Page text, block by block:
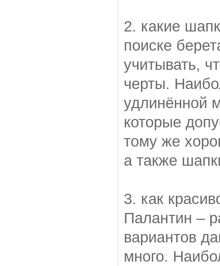
2. какие
поиске
учитывать,
черты.
удлинённой
которые
тому же
а также
3. как
Палантин –
вариантов
много.